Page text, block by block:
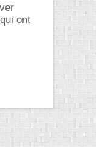
ont